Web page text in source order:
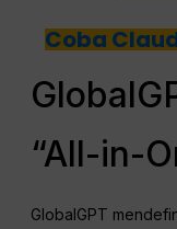
Coba
“All-in-
GlobalGPT